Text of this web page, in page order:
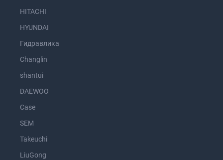
HITACHI
HYUNDAI
Гидравлика
Changlin
shantui
DAEWOO
Case
SEM
Takeuchi
LiuGong